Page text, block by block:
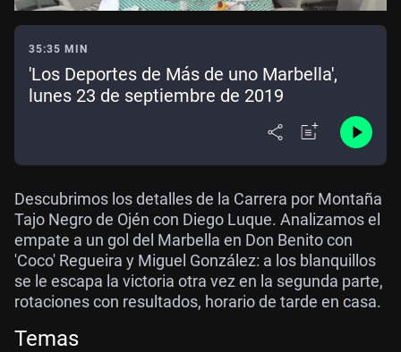
35:35 MIN
'Los Deportes de Más de uno Marbella',
lunes 23 de septiembre de 2019
Descubrimos los detalles de la Carrera por Montaña
Tajo Negro de Ojén con Diego Luque. Analizamos el
empate a un gol del Marbella en Don Benito con
'Coco' Regueira y Miguel González: a los blanquillos
se le escapa la victoria otra vez en la segunda parte,
rotaciones con resultados, horario de tarde en casa.
Temas